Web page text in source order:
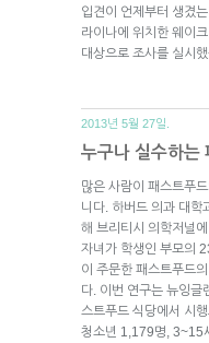
입견이 언제부터 생겼
라이나에 위치한 웨이
대상으로 조사를 실시했
2013년 5월 27일.
누구나 실수하는
많은 사람이 패스트푸
니다. 하버드 의과 대학
해 브리티시 의학저널
자녀가 학생인 부모의
이 주문한 패스트푸드
다. 이번 연구는 뉴잉글
스트푸드 식당에서 시
청소년 1,179명, 3~15